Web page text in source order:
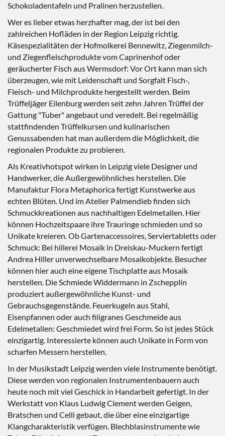
Schokoladentafeln und Pralinen herzustellen.
Wer es lieber etwas herzhafter mag, der ist bei den
zahlreichen Hofläden in der Region Leipzig richtig.
Käsespezialitäten der Hofmolkerei Bennewitz, Ziegenmilch-
und Ziegenfleischprodukte vom Caprinenhof oder
geräucherter Fisch aus Wermsdorf: Vor Ort kann man sich
überzeugen, wie mit Leidenschaft und Sorgfalt Fisch-,
Fleisch- und Milchprodukte hergestellt werden. Beim
Trüffeljäger Eilenburg werden seit zehn Jahren Trüffel der
Gattung "Tuber" angebaut und veredelt. Bei regelmäßig
stattfindenden Trüffelkursen und kulinarischen
Genussabenden hat man außerdem die Möglichkeit, die
regionalen Produkte zu probieren.
Als Kreativhotspot wirken in Leipzig viele Designer und
Handwerker, die Außergewöhnliches herstellen. Die
Manufaktur Flora Metaphorica fertigt Kunstwerke aus
echten Blüten. Und im Atelier Palmendieb finden sich
Schmuckkreationen aus nachhaltigen Edelmetallen. Hier
können Hochzeitspaare ihre Trauringe schmieden und so
Unikate kreieren. Ob Gartenaccessoires, Serviertabletts oder
Schmuck: Bei hillerei Mosaik in Dreiskau-Muckern fertigt
Andrea Hiller unverwechselbare Mosaikobjekte. Besucher
können hier auch eine eigene Tischplatte aus Mosaik
herstellen. Die Schmiede Widdermann in Zschepplin
produziert außergewöhnliche Kunst- und
Gebrauchsgegenstände. Feuerkugeln aus Stahl,
Eisenpfannen oder auch filigranes Geschmeide aus
Edelmetallen: Geschmiedet wird frei Form. So ist jedes Stück
einzigartig. Interessierte können auch Unikate in Form von
scharfen Messern herstellen.
In der Musikstadt Leipzig werden viele Instrumente benötigt.
Diese werden von regionalen Instrumentenbauern auch
heute noch mit viel Geschick in Handarbeit gefertigt. In der
Werkstatt von Klaus Ludwig Clement werden Geigen,
Bratschen und Celli gebaut, die über eine einzigartige
Klangcharakteristik verfügen. Blechblasinstrumente wie